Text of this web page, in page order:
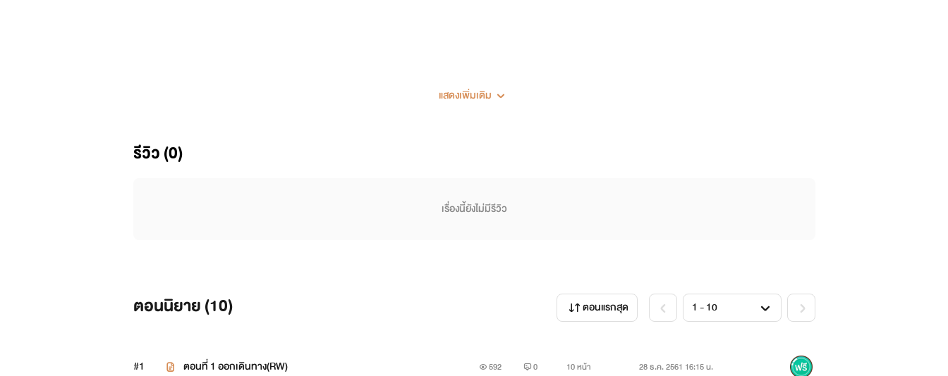
นาย เป็นสาววัยรุ่นที่พึ่งเข้าทำงานที่บริษัทจัดทำสถานที่ถ่ายทำ per-wedding จัดสรรหาสถานที่แต่งงานใหม่ๆ เพื่อตอบสนองความต้องการของ
สาวคู่หนึ่ง ซึ่งสถานที่ที่นายหาได้อยู่ที่เกาะสมุยเป็นรีสอร์ทที่อยู่ติดกับทะเลอ่าวไทยบรรยากาศสดชื่นสบาย น่าท่องเทียว สถานที่กว้างขวางเหมาะกับ
แสดงเพิ่มเติม
รีวิว (0)
เรื่องนี้ยังไม่มีรีวิว
ตอนนิยาย (10) ตอนแรกสุด
#1 ตอนที่ 1 ออกเดินทาง(RW) 592 0 10 หน้า 28 ธ.ค. 2561 16:15 น.